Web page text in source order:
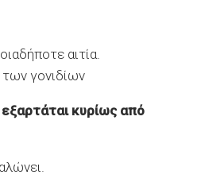
αιτία.
των γονιδίων
κυρίως από